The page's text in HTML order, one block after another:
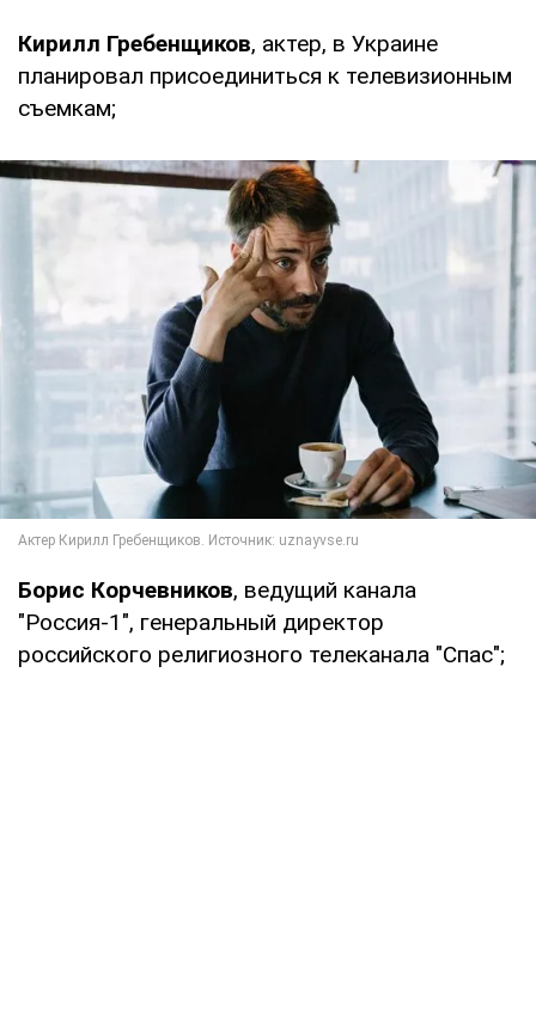
Кирилл Гребенщиков, актер, в Украине
планировал присоединиться к телевизионным
съемкам;
Борис Корчевников, ведущий канала
"Россия-1", генеральный директор
российского религиозного телеканала "Спас";